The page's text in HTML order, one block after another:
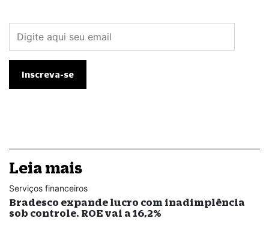
Leia mais
Serviços financeiros
Bradesco expande lucro com inadimplência
sob controle. ROE vai a 16,2%